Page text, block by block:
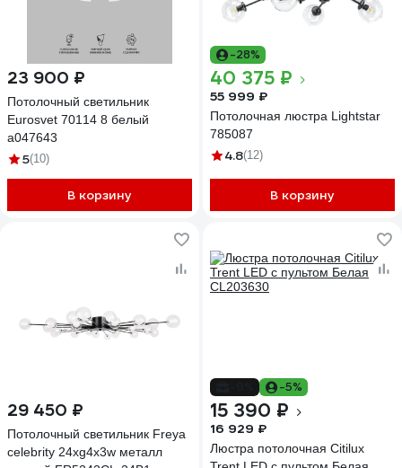
23 900 ₽
Потолочный светильник
Eurosvet 70114 8 белый
a047643
5(10)
В корзину
-28%
40 375 ₽
55 999 ₽
Потолочная люстра Lightstar
785087
4.8(12)
В корзину
29 450 ₽
Потолочный светильник Freya
celebrity 24хg4x3w металл
-5%
15 390 ₽
16 929 ₽
Люстра потолочная Citilux